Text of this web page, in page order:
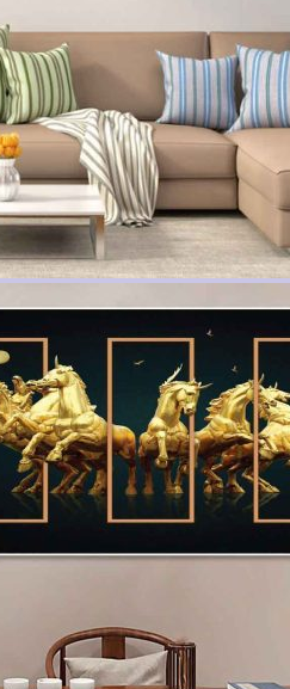
Tranh Đồng Quê
Tranh Con Hổ
giỏ hàng.
kiếm: